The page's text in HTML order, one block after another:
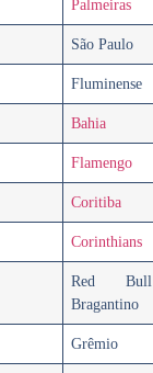
Palmeiras
São Paulo
Fluminense
Bahia
Flamengo
Coritiba
Corinthians
Red Bull
Bragantino
Grêmio